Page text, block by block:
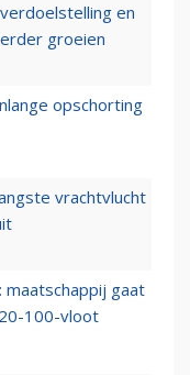
en
groeien
opschorting
vrachtvlucht
maatschappij gaat
100-vloot